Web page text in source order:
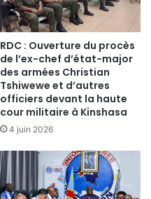
RDC : Ouverture du procès
de l’ex-chef d’état-major
des armées Christian
Tshiwewe et d’autres
officiers devant la haute
cour militaire à Kinshasa
4 juin 2026